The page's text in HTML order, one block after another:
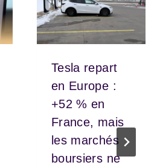
Tesla repart
en Europe :
+52 % en
France, mais
les marchés
boursiers ne